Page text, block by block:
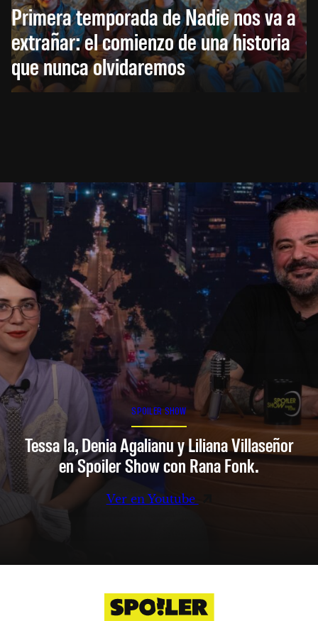
Primera temporada de Nadie nos va a
extrañar: el comienzo de una historia
que nunca olvidaremos
SPOILER SHOW
Tessa Ia, Denia Agalianu y Liliana Villaseñor
en Spoiler Show con Rana Fonk.
Ver en Youtube